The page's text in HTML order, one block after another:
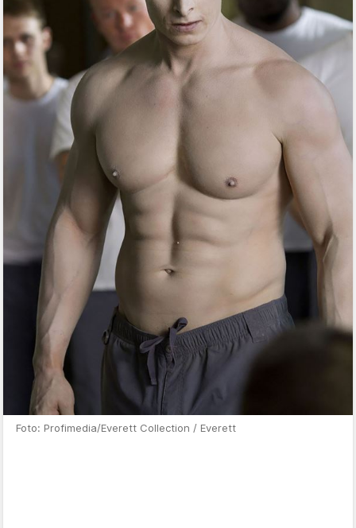
Foto: Profimedia/Everett Collection / Everett